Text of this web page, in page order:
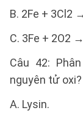
B. 2Fe + 3Cl2
C. 3Fe + 2O2
Câu 42:
nguyên tử oxi?
A. Lysin.